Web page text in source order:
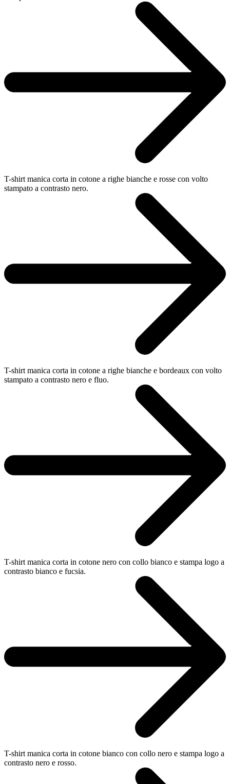
T-shirt manica corta in cotone a righe bianche e rosse con volto
stampato a contrasto nero.
T-shirt manica corta in cotone a righe bianche e bordeaux con volto
stampato a contrasto nero e fluo.
T-shirt manica corta in cotone nero con collo bianco e stampa logo a
contrasto bianco e fucsia.
T-shirt manica corta in cotone bianco con collo nero e stampa logo a
contrasto nero e rosso.